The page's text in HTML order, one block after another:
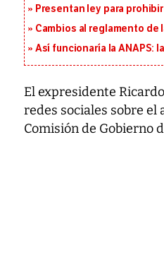
Presentan ley para
Cambios al reglamento de
Así funcionaría la ANAPS:
El expresidente
redes sociales sobre
Comisión de Gobierno